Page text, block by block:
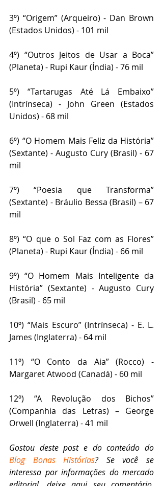
3º) “Origem” (Arqueiro) - Dan Brown
(Estados Unidos) - 101 mil
4º) “Outros Jeitos de Usar a Boca”
(Planeta) - Rupi Kaur (Índia) - 76 mil
5º) “Tartarugas Até Lá Embaixo”
(Intrínseca) - John Green (Estados
Unidos) - 68 mil
6º) “O Homem Mais Feliz da História”
(Sextante) - Augusto Cury (Brasil) - 67
mil
7º) “Poesia que Transforma”
(Sextante) - Bráulio Bessa (Brasil) – 67
mil
8º) “O que o Sol Faz com as Flores”
(Planeta) - Rupi Kaur (Índia) - 66 mil
9º) “O Homem Mais Inteligente da
História” (Sextante) - Augusto Cury
(Brasil) - 65 mil
10º) “Mais Escuro” (Intrínseca) - E. L.
James (Inglaterra) - 64 mil
11º) “O Conto da Aia” (Rocco) -
Margaret Atwood (Canadá) - 60 mil
12º) “A Revolução dos Bichos”
(Companhia das Letras) – George
Orwell (Inglaterra) - 41 mil
Blog Bonas Histórias? Se você se
interessa por informações do mercado